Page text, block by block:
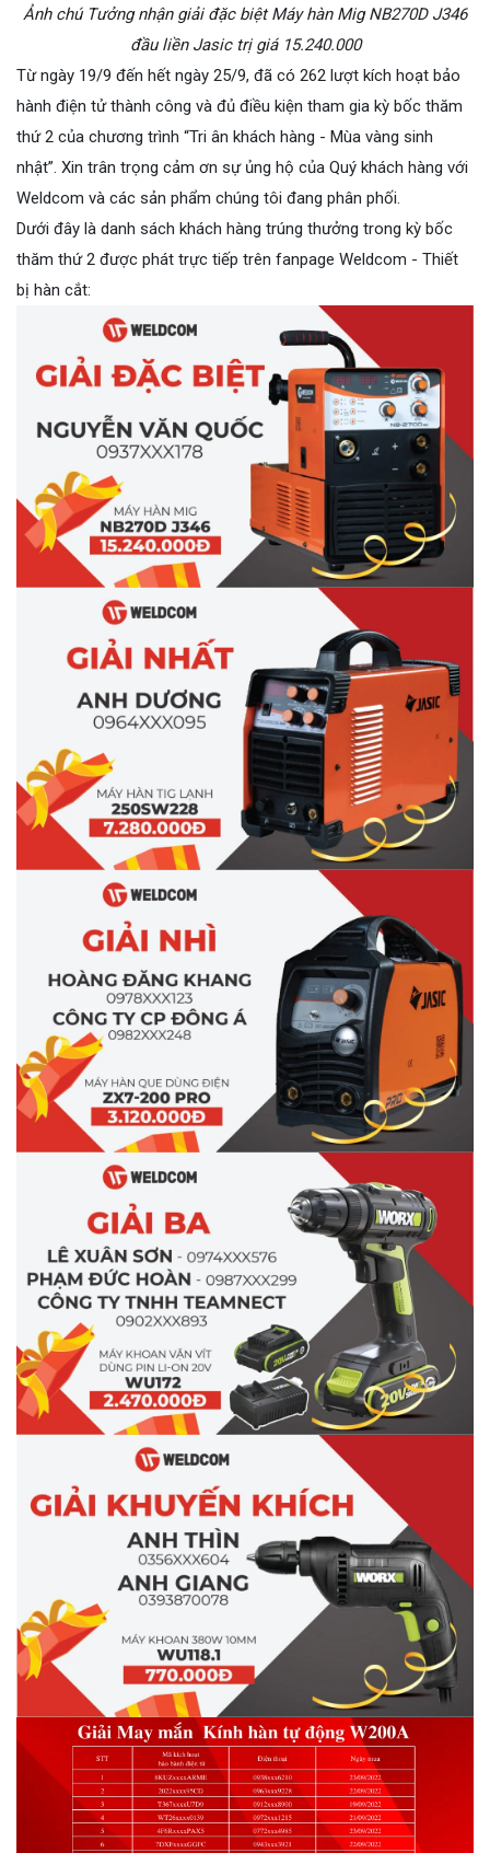
Ảnh chú Tưởng nhận giải đặc biệtMáy hàn Mig NB270D J346
đầu liền Jasic trị giá 15.240.000
Từ ngày 19/9 đến hết ngày 25/9, đã có 262 lượt kích hoạt bảo
hành điện tử thành công và đủ điều kiện tham gia kỳ bốc thăm
thứ 2 của chương trình “Tri ân khách hàng - Mùa vàng sinh
nhật”. Xin trân trọng cảm ơn sự ủng hộ của Quý khách hàng với
Weldcom và các sản phẩm chúng tôi đang phân phối.
Dưới đây là danh sách khách hàng trúng thưởng trong kỳ bốc
thăm thứ 2 được phát trực tiếp trên fanpage Weldcom - Thiết
bị hàn cắt: